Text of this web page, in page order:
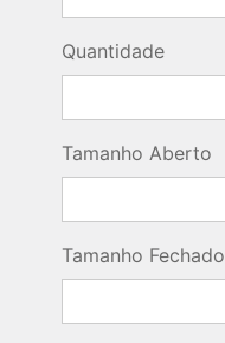
Quantidade
Tamanho Aberto
Tamanho Fechado